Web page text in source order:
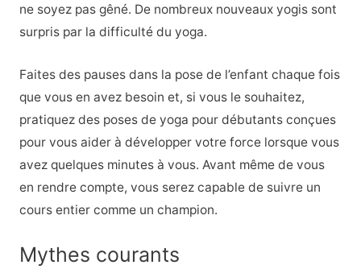
ne soyez pas gêné. De nombreux nouveaux yogis sont
surpris par la difficulté du yoga.
Faites des pauses dans la pose de l’enfant chaque fois
que vous en avez besoin et, si vous le souhaitez,
pratiquez des poses de yoga pour débutants conçues
pour vous aider à développer votre force lorsque vous
avez quelques minutes à vous. Avant même de vous
en rendre compte, vous serez capable de suivre un
cours entier comme un champion.
Mythes courants